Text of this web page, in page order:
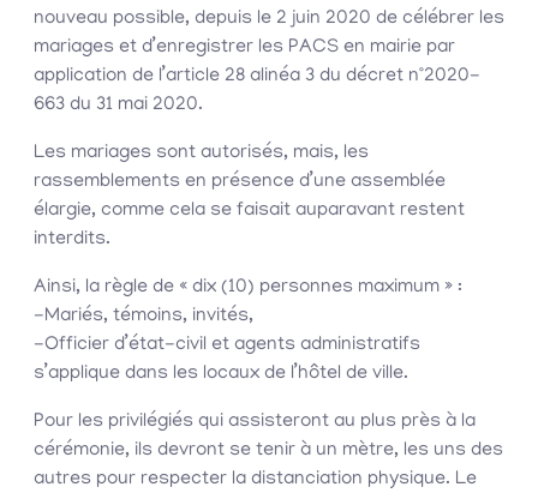
nouveau possible, depuis le 2 juin 2020 de célébrer les
mariages et d’enregistrer les PACS en mairie par
application de l’article 28 alinéa 3 du décret n°2020-
663 du 31 mai 2020.
Les mariages sont autorisés, mais, les
rassemblements en présence d’une assemblée
élargie, comme cela se faisait auparavant restent
interdits.
Ainsi, la règle de « dix (10) personnes maximum » :
-Mariés, témoins, invités,
-Officier d’état-civil et agents administratifs
s’applique dans les locaux de l’hôtel de ville.
Pour les privilégiés qui assisteront au plus près à la
cérémonie, ils devront se tenir à un mètre, les uns des
autres pour respecter la distanciation physique. Le